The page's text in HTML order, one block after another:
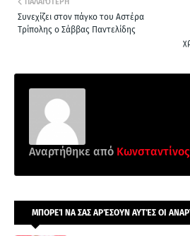
Συνεχίζει στον πάγκο του Αστέρα
Τρίπολης ο Σάββας Παντελίδης
Αναρτήθηκε από
ΜΠΟΡΕΊ ΝΑ ΣΑΣ ΑΡΈΣΟΥΝ ΑΥΤΈΣ ΟΙ